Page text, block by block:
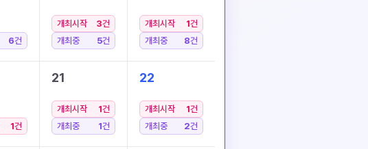
6건
개최시작 3건
개최중
5건
개최시작 1건
개최중
8건
1건
21
개최시작 1건
개최중
1건
22
개최시작 1건
개최중
2건